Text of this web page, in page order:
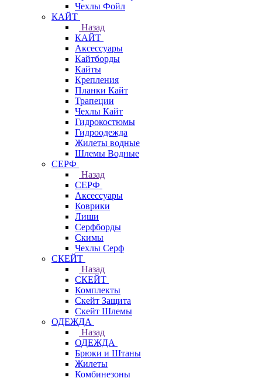
Чехлы Фойл
КАЙТ
Назад
КАЙТ
Аксессуары
Кайтборды
Кайты
Крепления
Планки Кайт
Трапеции
Чехлы Кайт
Гидрокостюмы
Гидроодежда
Жилеты водные
Шлемы Водные
СЕРФ
Назад
СЕРФ
Аксессуары
Коврики
Лиши
Серфборды
Скимы
Чехлы Cерф
СКЕЙТ
Назад
СКЕЙТ
Комплекты
Скейт Защита
Скейт Шлемы
ОДЕЖДА
Назад
ОДЕЖДА
Брюки и Штаны
Жилеты
Комбинезоны